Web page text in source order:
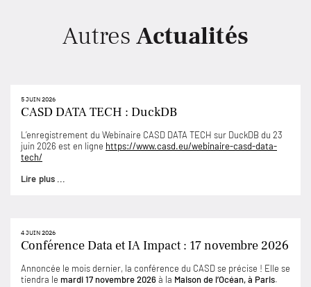
Autres Actualités
5 JUIN 2026
CASD DATA TECH : DuckDB
L’enregistrement du Webinaire CASD DATA TECH sur DuckDB du 23
juin 2026 est en ligne https://www.casd.eu/webinaire-casd-data-
tech/
Lire plus ...
4 JUIN 2026
Conférence Data et IA Impact : 17 novembre 2026
Annoncée le mois dernier, la conférence du CASD se précise ! Elle se
tiendra le mardi 17 novembre 2026à la Maison de l’Océan, à Paris.